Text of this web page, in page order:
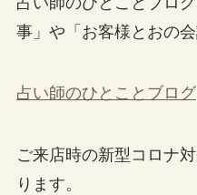
事」や「お客様とおの
占い師のひとことブログ
ご来店時の新型コロナ
ります。